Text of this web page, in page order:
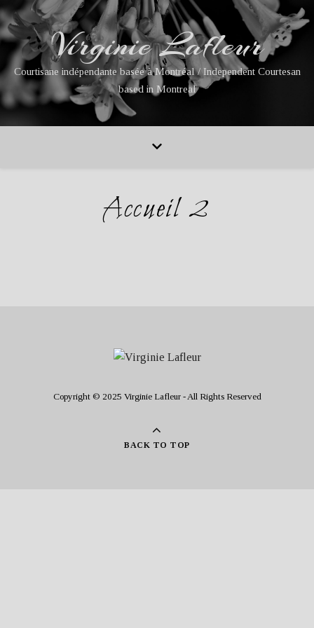
Virginie Lafleur
Courtisane indépendante basée à Montréal / Independent Courtesan
based in Montreal
Accueil 2
Copyright © 2025 Virginie Lafleur - All Rights Reserved
BACK TO TOP